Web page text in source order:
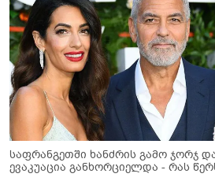
საფრანგეთში ხანძრის გამო ჯორჯ
ევაკუაცია განხორციელდა - რას